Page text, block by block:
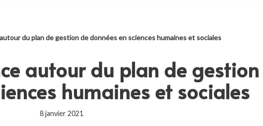
du plan de gestion de données en sciences humaines et sociales
autour du plan de
humaines et sociales
8 janvier 2021